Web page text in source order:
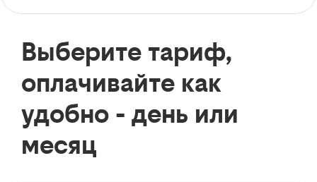
Выберите тариф,
оплачивайте как
удобно - день или
месяц